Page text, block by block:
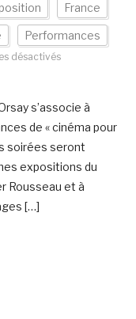
France
Performances
désactivés
s’associe à
de « cinéma pour
soirées seront
expositions du
Rousseau et à
[…]